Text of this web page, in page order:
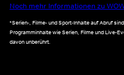
Noch mehr Informationen zu
*Serien-, Filme- und Sport-Inhalte auf Abruf
Programminhalte wie Serien, Filme und Live-
davon unberührt.